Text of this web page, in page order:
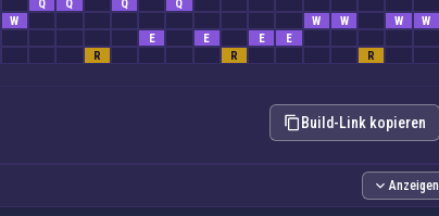
Q Q Q
Q
W W W W
W
E E E
E
R R R
Build-Link kopieren
Anzeigen